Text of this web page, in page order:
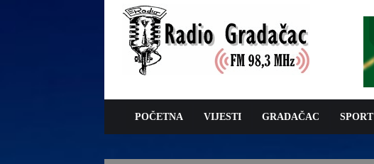
POČETNA VIJESTI GRADAČAC SPORT